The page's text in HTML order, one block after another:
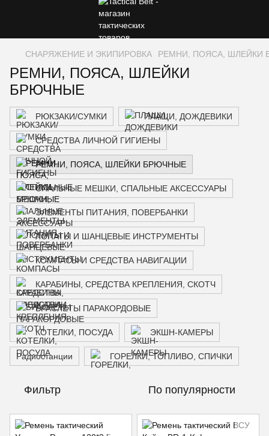
СНАРЯЖЕНИЕ И ЭКИПИРОВКА РЕМНИ, ПОЯСА, ШЛЕЙКИ
РЕМНИ, ПОЯСА, ШЛЕЙКИ
БРЮЧНЫЕ
РЮКЗАКИ/СУМКИ ПЛАЩИ, ДОЖДЕВИКИ
СРЕДСТВА ЛИЧНОЙ ГИГИЕНЫ
РЕМНИ, ПОЯСА, ШЛЕЙКИ БРЮЧНЫЕ
СПАЛЬНЫЕ МЕШКИ, СПАЛЬНЫЕ АКСЕССУАРЫ
ЭЛЕМЕНТЫ ПИТАНИЯ, ПОВЕРБАНКИ
ЛОПАТЫ И ШАНЦЕВЫЕ ИНСТРУМЕНТЫ
КОМПАСЫ И СРЕДСТВА НАВИГАЦИИ
КАРАБИНЫ, СРЕДСТВА КРЕПЛЕНИЯ, СКОТЧ
БРАСЛЕТЫ ПАРАКОРДОВЫЕ
КОТЕЛКИ, ПОСУДА ЭКШН-КАМЕРЫ
Радиостанции ГОРЕЛКИ, ТОПЛИВО, СПИЧКИ
Фильтр По популярности